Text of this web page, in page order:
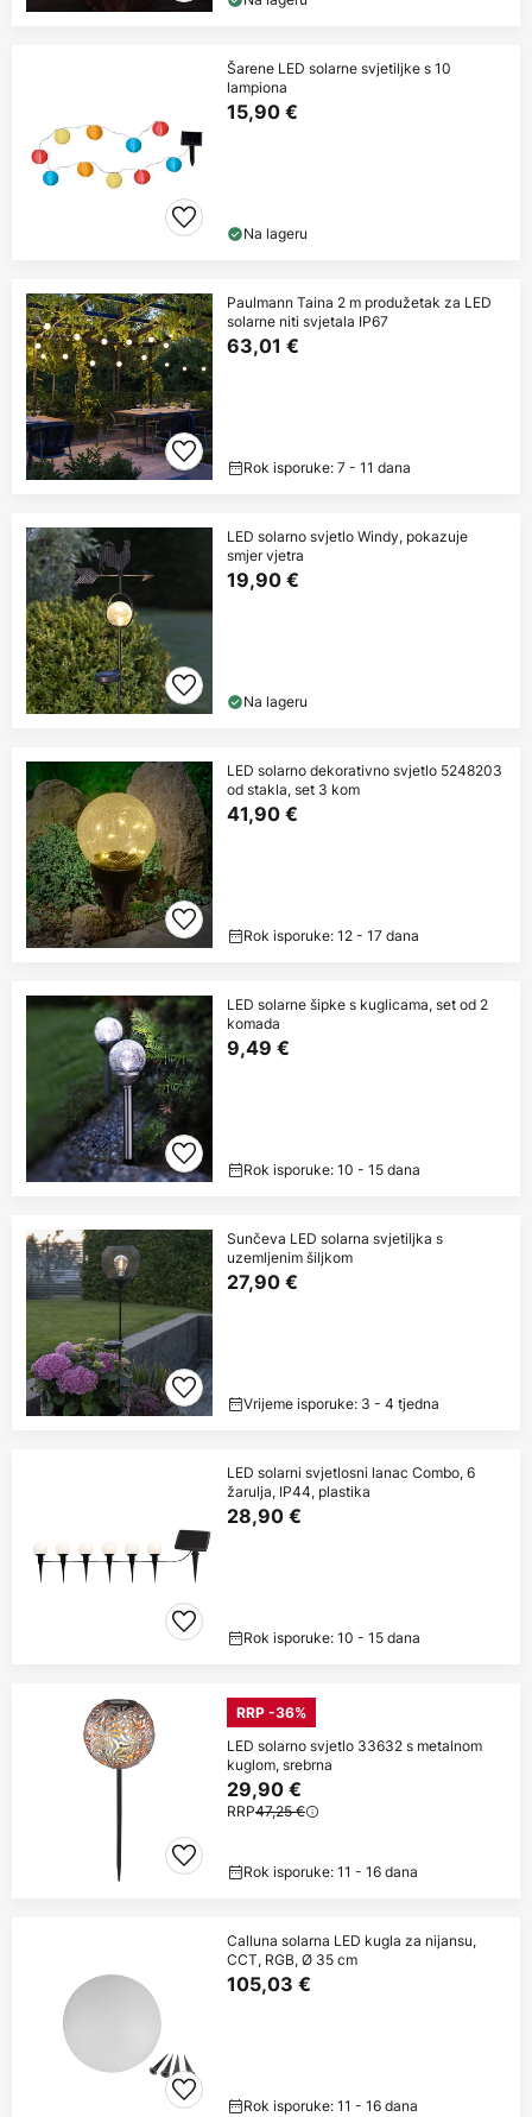
Šarene LED solarne svjetiljke s 10
lampiona
15,90 €
Na lageru
Paulmann Taina 2 m produžetak za LED
solarne niti svjetala IP67
63,01 €
Rok isporuke: 7 - 11 dana
LED solarno svjetlo Windy, pokazuje
smjer vjetra
19,90 €
Na lageru
LED solarno dekorativno svjetlo 5248203
od stakla, set 3 kom
41,90 €
Rok isporuke: 12 - 17 dana
LED solarne šipke s kuglicama, set od 2
komada
9,49 €
Rok isporuke: 10 - 15 dana
Sunčeva LED solarna svjetiljka s
uzemljenim šiljkom
27,90 €
Vrijeme isporuke: 3 - 4 tjedna
LED solarni svjetlosni lanac Combo, 6
žarulja, IP44, plastika
28,90 €
Rok isporuke: 10 - 15 dana
RRP -36%
LED solarno svjetlo 33632 s metalnom
kuglom, srebrna
29,90 €
RRP47,25 €
Rok isporuke: 11 - 16 dana
Calluna solarna LED kugla za nijansu,
CCT, RGB, Ø 35 cm
105,03 €
Rok isporuke: 11 - 16 dana